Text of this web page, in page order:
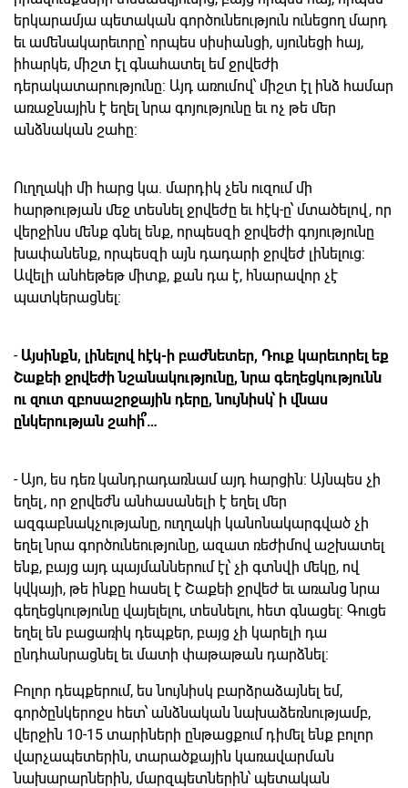
երկարամյա պետական գործունեություն ունեցող մարդ
եւ ամենակարեւորը՝ որպես սիսիանցի, սյունեցի հայ,
իհարկե, միշտ էլ գնահատել եմ ջրվեժի
դերակատարությունը: Այդ առումով՝ միշտ էլ ինձ համար
առաջնային է եղել նրա գոյությունը եւ ոչ թե մեր
անձնական շահը:
Ուղղակի մի հարց կա. մարդիկ չեն ուզում մի
հարթության մեջ տեսնել ջրվեժը եւ հէկ-ը՝ մտածելով, որ
վերջինս մենք գնել ենք, որպեսզի ջրվեժի գոյությունը
խափանենք, որպեսզի այն դադարի ջրվեժ լինելուց:
Ավելի անհեթեթ միտք, քան դա է, հնարավոր չէ
պատկերացնել:
-Այսինքն, լինելով հէկ-ի բաժնետեր, Դուք կարեւորել եք
Շաքեի ջրվեժի նշանակությունը, նրա գեղեցկությունն
ու զուտ զբոսաշրջային դերը, նույնիսկ՝ ի վնաս
ընկերության շահի՞…
- Այո, ես դեռ կանդրադառնամ այդ հարցին: Այնպես չի
եղել, որ ջրվեժն անհասանելի է եղել մեր
ազգաբնակչությանը, ուղղակի կանոնակարգված չի
եղել նրա գործունեությունը, ազատ ռեժիմով աշխատել
ենք, բայց այդ պայմաններում էլ՝ չի գտնվի մեկը, ով
կվկայի, թե ինքը հասել է Շաքեի ջրվեժ եւ առանց նրա
գեղեցկությունը վայելելու, տեսնելու, հետ գնացել: Գուցե
եղել են բացառիկ դեպքեր, բայց չի կարելի դա
ընդհանրացնել եւ մատի փաթաթան դարձնել:
Բոլոր դեպքերում, ես նույնիսկ բարձրաձայնել եմ,
գործընկերոջս հետ՝ անձնական նախաձեռնությամբ,
վերջին 10-15 տարիների ընթացքում դիմել ենք բոլոր
վարչապետերին, տարածքային կառավարման
նախարարներին, մարզպետներին՝ պետական